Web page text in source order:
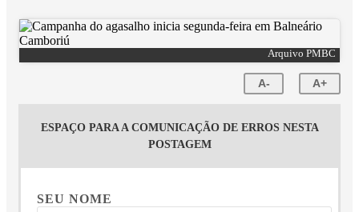
Arquivo PMBC
A- A+
ESPAÇO PARA A COMUNICAÇÃO DE ERROS NESTA
POSTAGEM
SEU NOME